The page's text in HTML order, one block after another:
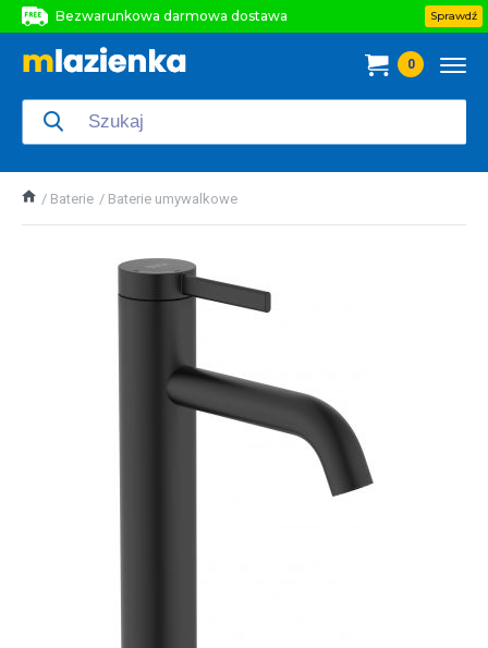
Bezwarunkowa darmowa dostawa
Bezwarunkowa darmowa dostawa
Sprawdź
0
Baterie Baterie umywalkowe